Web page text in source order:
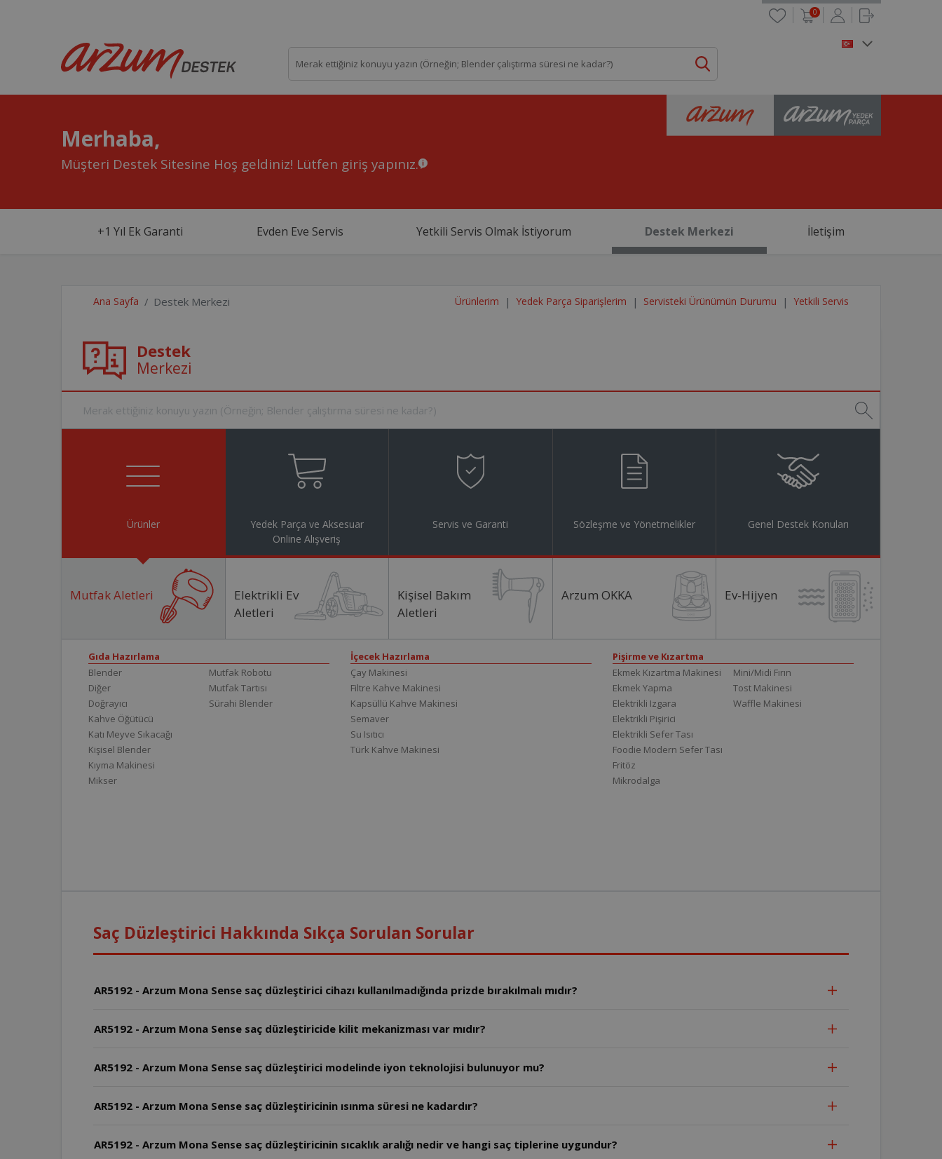
0
Merhaba,
Müşteri Destek Sitesine Hoş geldiniz! Lütfen giriş yapınız.
+1 Yıl Ek Garanti Evden Eve Servis Yetkili Servis Olmak İstiyorum Destek Merkezi İletişim
Ana Sayfa Destek Merkezi Ürünlerim Yedek Parça Siparişlerim Servisteki Ürünümün Durumu Yetkili Servis
Destek
Merkezi
Ürünler
Yedek Parça ve Aksesuar
Online Alışveriş
Servis ve Garanti Sözleşme ve Yönetmelikler Genel Destek Konuları
Mutfak Aletleri
Elektrikli Ev
Aletleri
Kişisel Bakım
Aletleri
Arzum OKKA Ev-Hijyen
Gıda Hazırlama
Blender
Diğer
Doğrayıcı
Kahve Öğütücü
Katı Meyve Sıkacağı
Kişisel Blender
Kıyma Makinesi
Mikser
Mutfak Robotu
Mutfak Tartısı
Sürahi Blender
İçecek Hazırlama
Çay Makinesi
Filtre Kahve Makinesi
Kapsüllü Kahve Makinesi
Semaver
Su Isıtıcı
Türk Kahve Makinesi
Pişirme ve Kızartma
Ekmek Kızartma Makinesi
Ekmek Yapma
Elektrikli Izgara
Elektrikli Pişirici
Elektrikli Sefer Tası
Foodie Modern Sefer Tası
Fritöz
Mikrodalga
Mini/Midi Fırın
Tost Makinesi
Waffle Makinesi
Saç Düzleştirici Hakkında Sıkça Sorulan Sorular
AR5192 - Arzum Mona Sense saç düzleştirici cihazı kullanılmadığında prizde bırakılmalı mıdır?
AR5192 - Arzum Mona Sense saç düzleştiricide kilit mekanizması var mıdır?
AR5192 - Arzum Mona Sense saç düzleştirici modelinde iyon teknolojisi bulunuyor mu?
AR5192 - Arzum Mona Sense saç düzleştiricinin ısınma süresi ne kadardır?
AR5192 - Arzum Mona Sense saç düzleştiricinin sıcaklık aralığı nedir ve hangi saç tiplerine uygundur?